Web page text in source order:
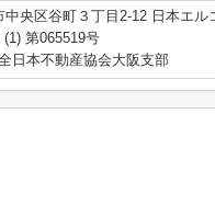
中央区谷町３丁目2-12 日本エル
第065519号
日本不動産協会大阪支部